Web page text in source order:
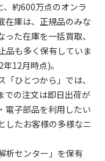
約600万点のオンラ
在庫は、正規品のみな
た在庫を一括買取、
品も多く保有していま
年12月時点)。
ひとつから」では、
での注文は即日出荷が
電子部品を利用したい
したお客様の多様なニ
析センター」を保有